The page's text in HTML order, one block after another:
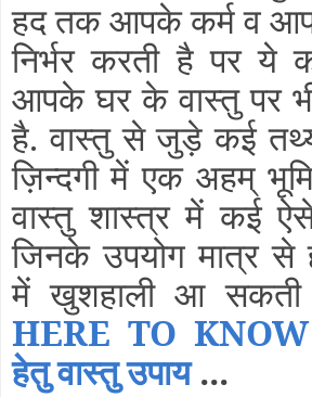
हद तक आपके कर्म व
निर्भर करती है पर ये
आपके घर के वास्तु पर भी
है. वास्तु से जुड़े कई
ज़िन्दगी में एक अहम्
वास्तु शास्त्र में कई
जिनके उपयोग मात्र से
में खुशहाली आ सकती
HERE TO KNOW
हेतु वास्तु उपाय...